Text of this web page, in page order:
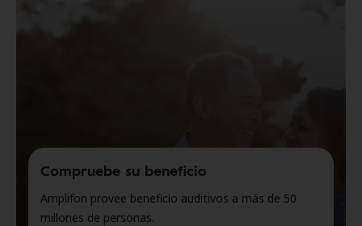
Compruebe su beneficio
Amplifon provee beneficio auditivos a más de 50
millones de personas.